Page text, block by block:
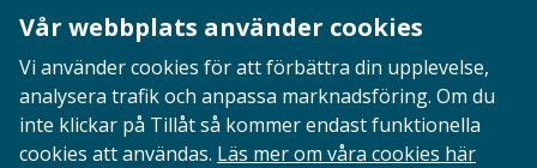
Opinion English Personuppgifter Cookies
Vår webbplats använder cookies
Vi använder cookies för att förbättra din upplevelse,
analysera trafik och anpassa marknadsföring. Om du
inte klickar på Tillåt så kommer endast funktionella
cookies att användas. Läs mer om våra cookies här